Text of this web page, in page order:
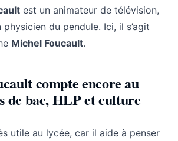
est un animateur de télévision,
physicien du pendule. Ici, il s’agit
Michel Foucault.
compte encore au
de bac, HLP et culture
utile au lycée, car il aide à penser